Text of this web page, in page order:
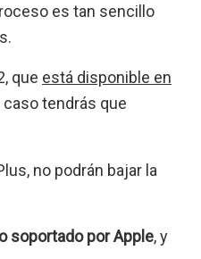
es tan sencillo
que está disponible en
tendrás que
no podrán bajar la
soportado por Apple, y